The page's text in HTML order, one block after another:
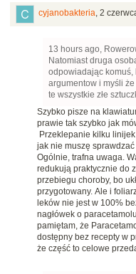
cyjanobakteria, 2
13 hours ago,
Natomiast druga
odpowiadając komuś,
argumentow i myśli
te wszystkie złe
Szybko pisze na
prawie tak szybko jak
Przeklepanie kilku
jak nie muszę
Ogólnie, trafna uwaga.
redukują praktycznie do
przebiegu choroby, bo
przygotowany. Ale i
leków nie jest w 100%
nagłówek o
pamiętam, że
dostępny bez recepty w
że część to celowe